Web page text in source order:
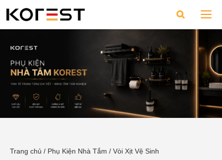
Trang chủ / Phụ Kiện Nhà Tắm / Vòi Xịt Vệ Sinh